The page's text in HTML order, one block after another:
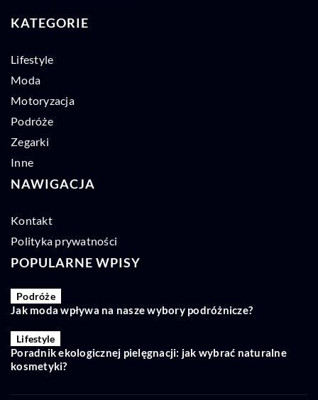
KATEGORIE
Lifestyle
Moda
Motoryzacja
Podróże
Zegarki
Inne
NAWIGACJA
Kontakt
Polityka prywatności
POPULARNE WPISY
Podróże
Jak moda wpływa na nasze wybory podróżnicze?
Lifestyle
Poradnik ekologicznej pielęgnacji: jak wybrać naturalne
kosmetyki?